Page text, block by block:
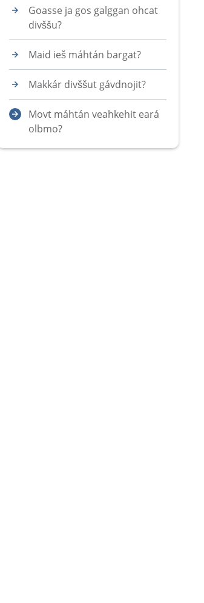
Goasse ja gos galggan ohcat
divššu?
Maid ieš máhtán bargat?
Makkár divššut gávdnojit?
Movt máhtán veahkehit eará
olbmo?